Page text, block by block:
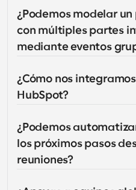
¿Podemos modelar
con múltiples partes
mediante eventos
¿Cómo nos
HubSpot?
¿Podemos
los próximos pasos
reuniones?